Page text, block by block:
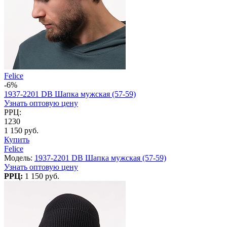
Felice
-6%
1937-2201 DB Шапка мужская (57-59)
Узнать оптовую цену
РРЦ:
1230
1 150 руб.
Купить
Felice
Модель: 1937-2201 DB Шапка мужская (57-59)
Узнать оптовую цену
РРЦ: 1 150 руб.